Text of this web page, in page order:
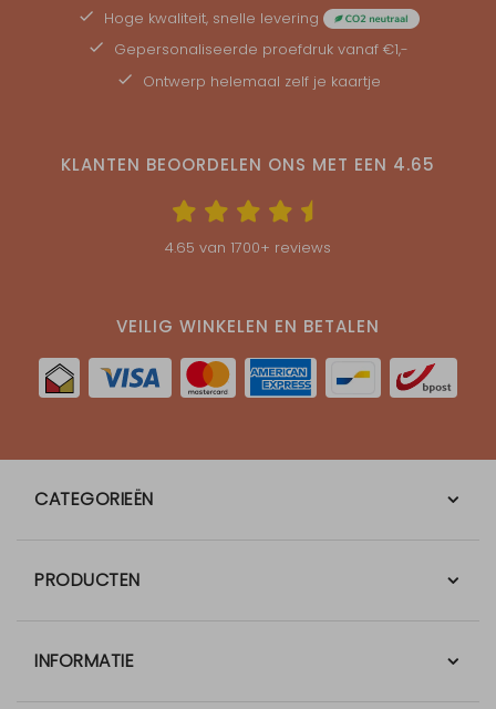
Hoge kwaliteit, snelle levering
Gepersonaliseerde proefdruk vanaf €1,-
Ontwerp helemaal zelf je kaartje
KLANTEN BEOORDELEN ONS MET EEN 4.65
4.65 van 1700+ reviews
VEILIG WINKELEN EN BETALEN
CATEGORIEËN
PRODUCTEN
INFORMATIE